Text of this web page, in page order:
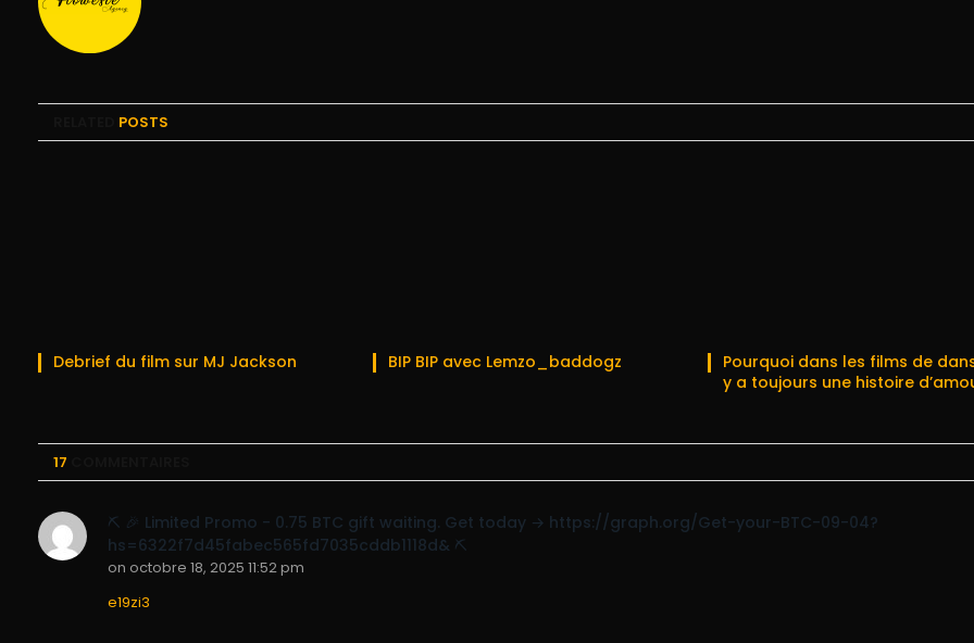
POSTS
Debrief du film sur MJ Jackson BIP BIP avec Lemzo_baddogz
Pourquoi dans les films de
y a toujours une histoire
17
⛏ 🎉 Limited Promo - 0.75 BTC gift waiting. Get today → https://graph.org/Get-your-BTC-09-04?
hs=6322f7d45fabec565fd7035cddb1118d& ⛏
on octobre 18, 2025 11:52 pm
e19zi3